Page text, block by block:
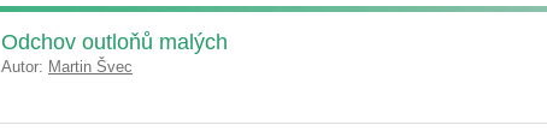
Odchov outloňů malých
Autor: Martin Švec